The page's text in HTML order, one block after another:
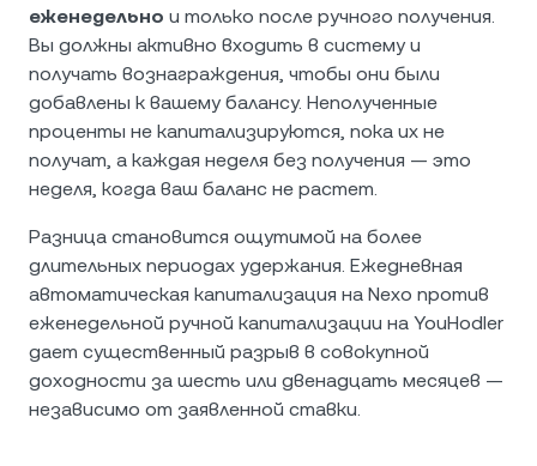
еженедельно и только после ручного получения.
Вы должны активно входить в систему и
получать вознаграждения, чтобы они были
добавлены к вашему балансу. Неполученные
проценты не капитализируются, пока их не
получат, а каждая неделя без получения — это
неделя, когда ваш баланс не растет.
Разница становится ощутимой на более
длительных периодах удержания. Ежедневная
автоматическая капитализация на Nexo против
еженедельной ручной капитализации на YouHodler
дает существенный разрыв в совокупной
доходности за шесть или двенадцать месяцев —
независимо от заявленной ставки.